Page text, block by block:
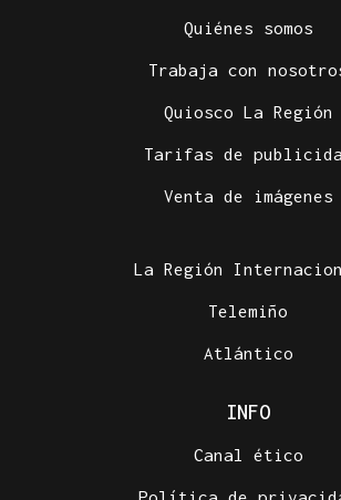
Quiénes somos
Trabaja con
Quiosco La Región
Tarifas de
Venta de imágenes
La Región
Telemiño
Atlántico
INFO
Canal ético